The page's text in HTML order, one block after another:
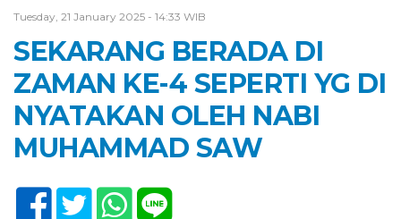
Tuesday, 21 January 2025 - 14:33 WIB
SEKARANG BERADA DI
ZAMAN KE-4 SEPERTI YG DI
NYATAKAN OLEH NABI
MUHAMMAD SAW